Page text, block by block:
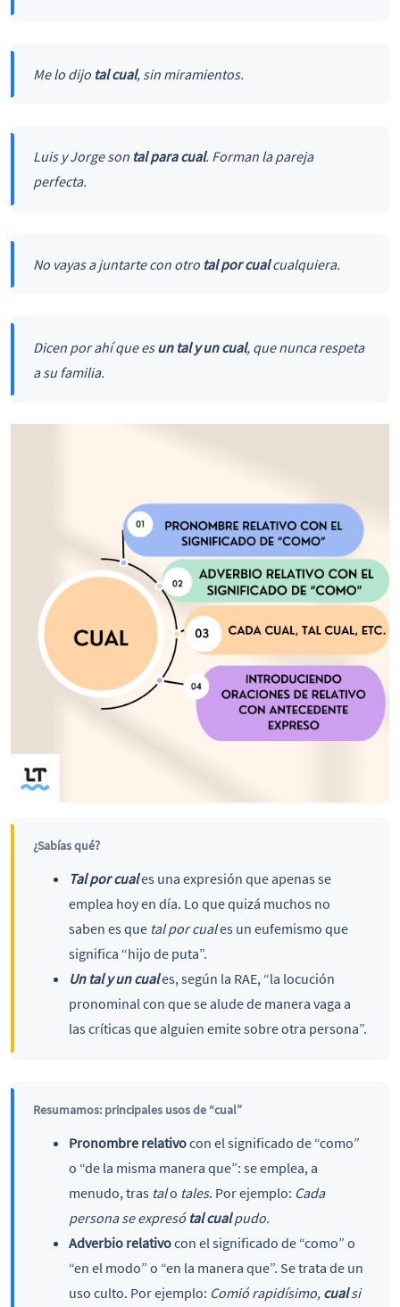
Me lo dijo tal cual, sin miramientos.
Luis y Jorge son tal para cual. Forman la pareja
perfecta.
No vayas a juntarte con otro tal por cualcualquiera.
Dicen por ahí que esun tal y un cual, que nunca respeta
a su familia.
¿Sabías qué?
Tal por cuales una expresión que apenas se
emplea hoy en día. Lo que quizá muchos no
saben es que tal por cuales un eufemismo que
significa “hijo de puta”.
Un tal y un cuales, según la RAE, “la locución
pronominal con que se alude de manera vaga a
las críticas que alguien emite sobre otra persona”.
Resumamos: principales usos de “cual”
Pronombre relativocon el significado de “como”
o “de la misma manera que”: se emplea, a
menudo, tras talo tales. Por ejemplo: Cada
persona se expresó tal cualpudo.
Adverbio relativocon el significado de “como” o
“en el modo” o “en la manera que”. Se trata de un
uso culto. Por ejemplo: Comió rapidísimo, cualsi